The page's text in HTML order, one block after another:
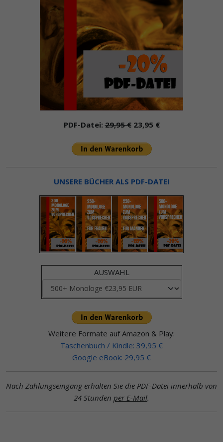
PDF-Datei:29,95 €23,95 €
UNSERE BÜCHER ALS PDF-DATEI
AUSWAHL
Weitere Formate auf Amazon & Play:
Taschenbuch / Kindle: 39,95 €
Google eBook: 29,95 €
Nach Zahlungseingang erhalten Sie die PDF-Datei innerhalb von
24 Stunden per E-Mail.